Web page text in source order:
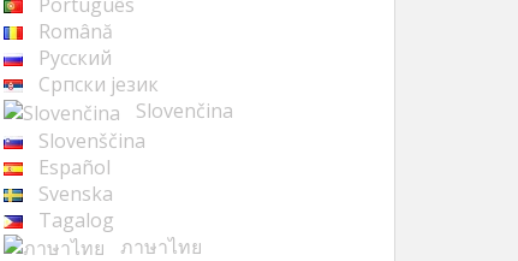
Română
Русский
Cрпски језик
Slovenčina
Slovenščina
Español
Svenska
Tagalog
ภาษาไทย